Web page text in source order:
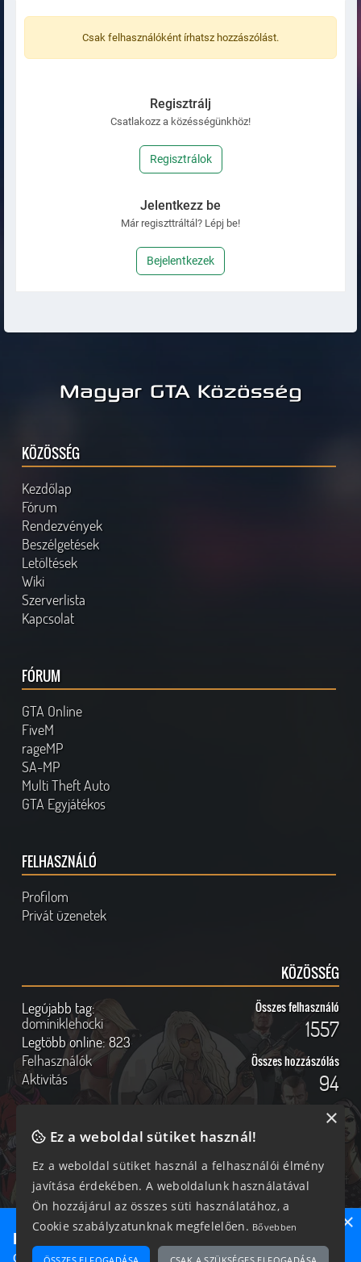
Csak felhasználóként írhatsz hozzászólást.
Regisztrálj
Csatlakozz a közésségünkhöz!
Regisztrálok
Jelentkezz be
Már regiszttráltál? Lépj be!
Bejelentkezek
Magyar GTA Közösség
KÖZÖSSÉG
Kezdőlap
Fórum
Rendezvények
Beszélgetések
Letöltések
Wiki
Szerverlista
Kapcsolat
FÓRUM
GTA Online
FiveM
rageMP
SA-MP
Multi Theft Auto
GTA Egyjátékos
FELHASZNÁLÓ
Profilom
Privát üzenetek
KÖZÖSSÉG
Legújabb tag:
dominiklehocki
Legtöbb online:823
Felhasználók
Aktivitás
Összes felhasználó
1557
Összes hozzászólás
94
Online felhasználók
341 vendég, 0 tag
Kövess Minket!
Ne maradj le semmiről!
Csatlakozz most hozzánk, hogy megtudd, milyen egy igazi
×
Ez a weboldal sütiket használ!
Ez a weboldal sütiket használ a felhasználói élmény
javítása érdekében. A weboldalunk használatával
Ön hozzájárul az összes süti használatához, a
Cookie szabályzatunknak megfelelően. Bővebben
×